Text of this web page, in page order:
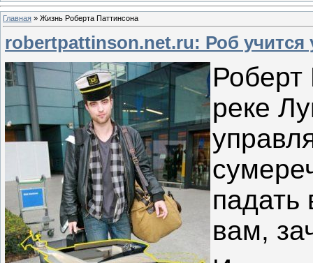
Главная » Жизнь Роберта Паттинсона
robertpattinson.net.ru: Роб
Р
реке
падать
вам,